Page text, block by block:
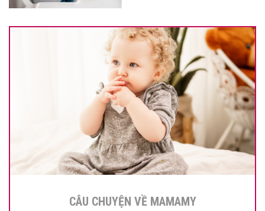
CÂU CHUYỆN VỀ MAMAMY